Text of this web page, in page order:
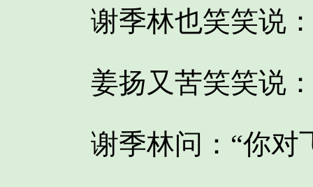
谢季林也笑笑说：
姜扬又苦笑笑说：
谢季林问：“你对